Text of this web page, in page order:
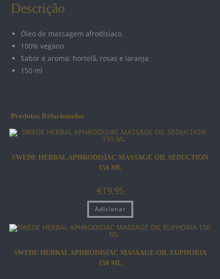
Descrição
Óleo de massagem afrodisíaco
100% vegano
Sabor e aroma: hortelã, rosas e laranja
150 ml
Produtos Relacionados
SWEDE HERBAL APHRODISIAC MASSAGE OIL SEDUCTION
150 ML
€19,95
Adicionar
SWEDE HERBAL APHRODISIAC MASSAGE OIL EUPHORIA
150 ML